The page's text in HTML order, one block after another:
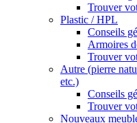
Trouver
Plastic / HPL
Conseils
Armoires
Trouver
Autre (pierre
etc.)
Conseils
Trouver
Nouveaux